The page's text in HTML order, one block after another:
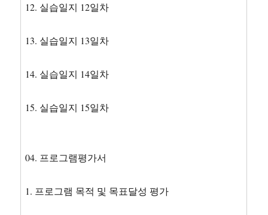
12. 실습일지 12일차
13. 실습일지 13일차
14. 실습일지 14일차
15. 실습일지 15일차
04. 프로그램평가서
1. 프로그램 목적 및 목표달성 평가